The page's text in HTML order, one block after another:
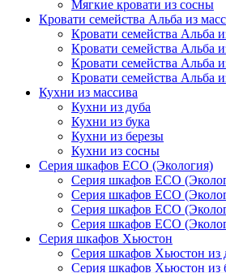
Мягкие кровати из сосны
Кровати семейства Альба из
Кровати семейства Альба
Кровати семейства Альба
Кровати семейства Альба
Кровати семейства Альба
Кухни из массива
Кухни из дуба
Кухни из бука
Кухни из березы
Кухни из сосны
Серия шкафов ECO (Экология)
Серия шкафов ECO
Серия шкафов ECO
Серия шкафов ECO
Серия шкафов ECO
Серия шкафов Хьюстон
Серия шкафов Хьюстон из
Серия шкафов Хьюстон из